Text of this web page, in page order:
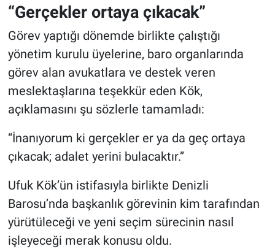
“Gerçekler ortaya çıkacak”
Görev yaptığı dönemde birlikte çalıştığı
yönetim kurulu üyelerine, baro organlarında
görev alan avukatlara ve destek veren
meslektaşlarına teşekkür eden Kök,
açıklamasını şu sözlerle tamamladı:
“İnanıyorum ki gerçekler er ya da geç ortaya
çıkacak; adalet yerini bulacaktır.”
Ufuk Kök’ün istifasıyla birlikte Denizli
Barosu’nda başkanlık görevinin kim tarafından
yürütüleceği ve yeni seçim sürecinin nasıl
işleyeceği merak konusu oldu.